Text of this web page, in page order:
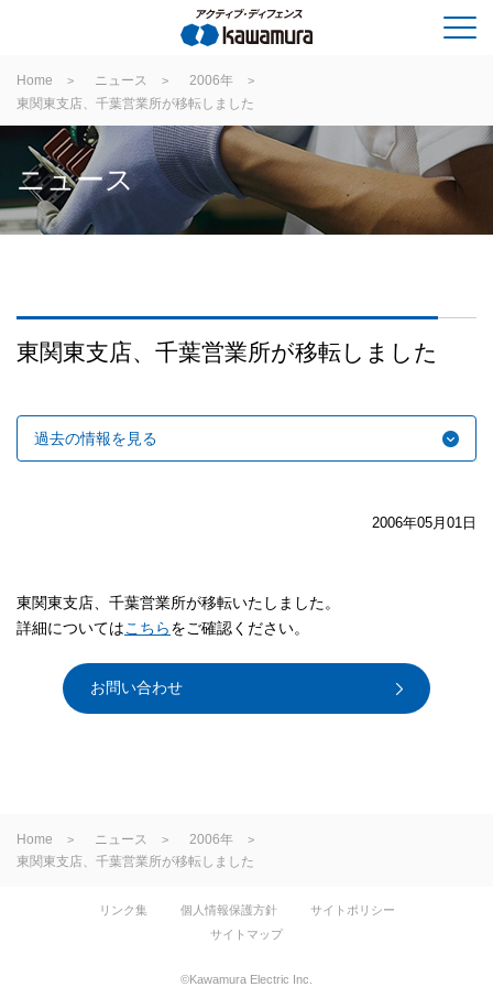
Home ニュース
2006年
東関東支店、千葉営業所が移転しました
ニュース
東関東支店、千葉営業所が移転しました
過去の情報を見る
2006年05月01日
東関東支店、千葉営業所が移転いたしました。
詳細についてはこちらをご確認ください。
お問い合わせ
Home ニュース
2006年
東関東支店、千葉営業所が移転しました
リンク集 個人情報保護方針
サイトポリシー
サイトマップ
©Kawamura Electric Inc.